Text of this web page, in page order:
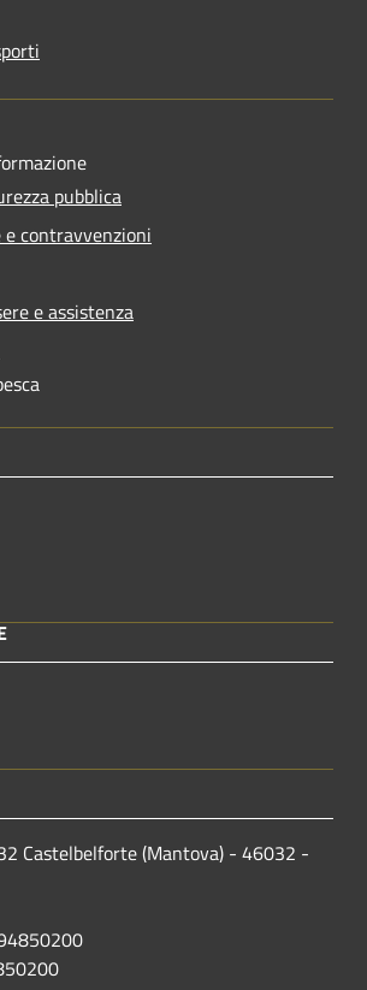
pubblica
contravvenzioni
e assistenza
Castelbelforte (Mantova) - 46032 -